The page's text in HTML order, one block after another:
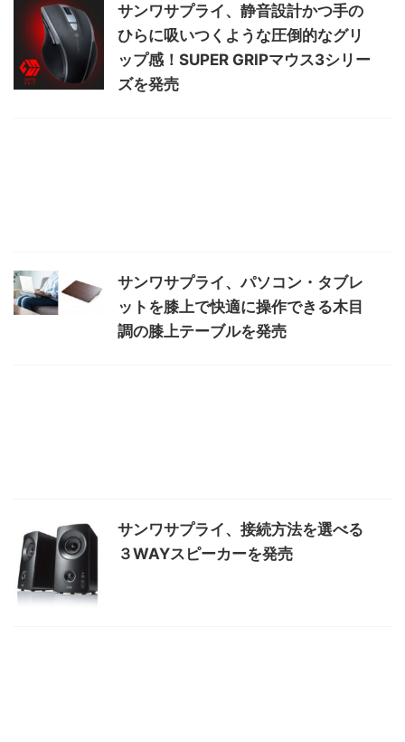
サンワサプライ、静音設計かつ手の
ひらに吸いつくような圧倒的なグリ
ップ感！SUPER GRIPマウス3シリー
ズを発売
サンワサプライ、パソコン・タブレ
ットを膝上で快適に操作できる木目
調の膝上テーブルを発売
サンワサプライ、接続方法を選べる
３WAYスピーカーを発売